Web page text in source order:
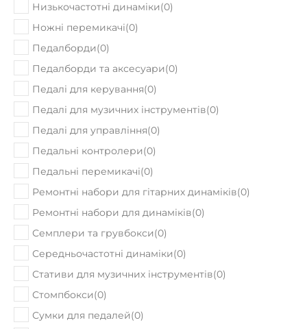
Низькочастотні динаміки(0)
Ножні перемикачі(0)
Педалборди(0)
Педалборди та аксесуари(0)
Педалі для керування(0)
Педалі для музичних інструментів(0)
Педалі для управління(0)
Педальні контролери(0)
Педальні перемикачі(0)
Ремонтні набори для гітарних динаміків(0)
Ремонтні набори для динаміків(0)
Семплери та грувбокси(0)
Середньочастотні динаміки(0)
Стативи для музичних інструментів(0)
Стомпбокси(0)
Сумки для педалей(0)